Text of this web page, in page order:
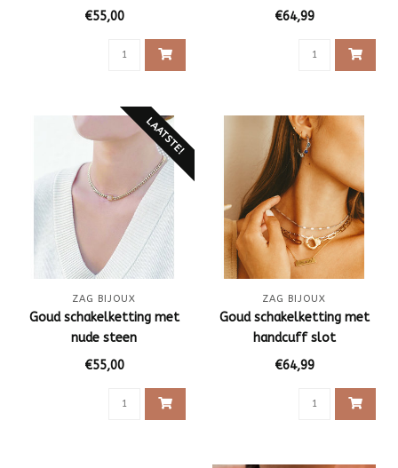
€55,00
medaillon
€64,99
LAATSTE!
ZAG BIJOUX
Goud schakelketting met
nude steen
€55,00
ZAG BIJOUX
Goud schakelketting met
handcuff slot
€64,99